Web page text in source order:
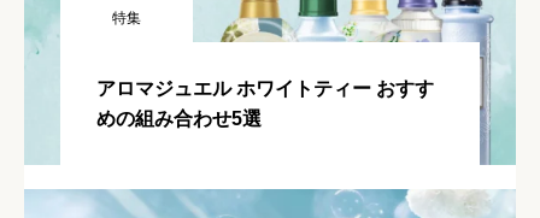
特集
アロマジュエル ホワイトティー おすす
めの組み合わせ5選